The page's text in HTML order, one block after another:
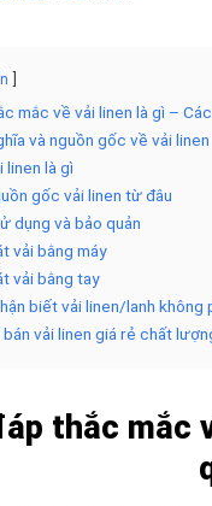
mắc về vải linen là gì –
và nguồn gốc về vải linen
linen là gì
gốc vải linen từ đâu
dụng và bảo quản
vải bằng máy
vải bằng tay
biết vải linen/lanh không
vải linen giá rẻ chất
thắc mắc